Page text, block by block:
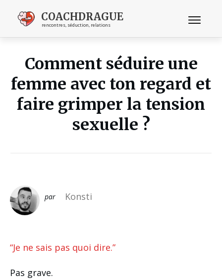
COACHDRAGUE
rencontres, séduction, relations
Comment séduire une
femme avec ton regard et
faire grimper la tension
sexuelle ?
par Konsti
“Je ne sais pas quoi dire.”
Pas grave.